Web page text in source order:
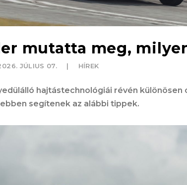
mutatta meg,
JÚLIUS 07. HÍREK
hajtástechnológiái révén
segítenek az alábbi tippek.